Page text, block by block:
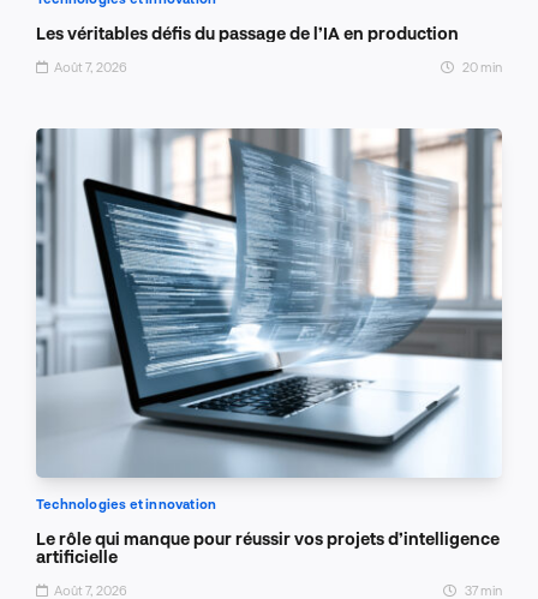
Les véritables défis du passage de l’IA en production
Août 7, 2026 20 min
Technologies et innovation
Le rôle qui manque pour réussir vos projets d’intelligence
artificielle
Août 7, 2026 37 min